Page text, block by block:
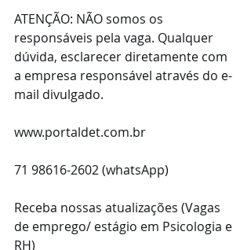
ATENÇÃO: NÃO somos os
responsáveis pela vaga. Qualquer
dúvida, esclarecer diretamente com
a empresa responsável através do e-
mail divulgado.
www.portaldet.com.br
71 98616-2602 (whatsApp)
Receba nossas atualizações (Vagas
de emprego/ estágio em Psicologia e
RH)